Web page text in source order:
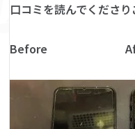
口コミを読んでくださ
Before